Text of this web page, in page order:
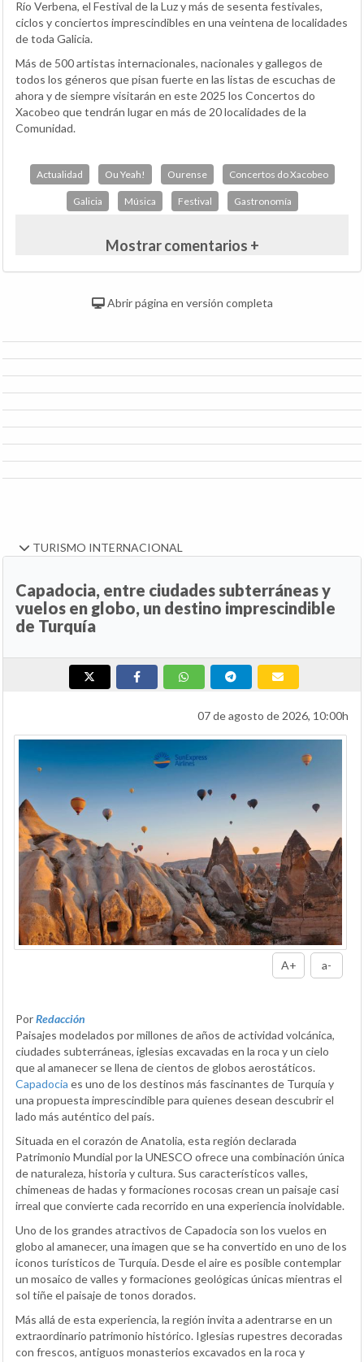
Río Verbena, el Festival de la Luz y más de sesenta festivales,
ciclos y conciertos imprescindibles en una veintena de localidades
de toda Galicia.
Más de 500 artistas internacionales, nacionales y gallegos de
todos los géneros que pisan fuerte en las listas de escuchas de
ahora y de siempre visitarán en este 2025 los Concertos do
Xacobeo que tendrán lugar en más de 20 localidades de la
Comunidad.
Actualidad Ou Yeah! Ourense Concertos do Xacobeo
Galicia Música Festival Gastronomía
Mostrar comentarios +
Abrir página en versión completa
TURISMO INTERNACIONAL
Capadocia, entre ciudades subterráneas y
vuelos en globo, un destino imprescindible
de Turquía
07 de agosto de 2026, 10:00h
A+ a-
PorRedacción
Paisajes modelados por millones de años de actividad volcánica,
ciudades subterráneas, iglesias excavadas en la roca y un cielo
que al amanecer se llena de cientos de globos aerostáticos.
Capadocia es uno de los destinos más fascinantes de Turquía y
una propuesta imprescindible para quienes desean descubrir el
lado más auténtico del país.
Situada en el corazón de Anatolia, esta región declarada
Patrimonio Mundial por la UNESCO ofrece una combinación única
de naturaleza, historia y cultura. Sus característicos valles,
chimeneas de hadas y formaciones rocosas crean un paisaje casi
irreal que convierte cada recorrido en una experiencia inolvidable.
Uno de los grandes atractivos de Capadocia son los vuelos en
globo al amanecer, una imagen que se ha convertido en uno de los
iconos turísticos de Turquía. Desde el aire es posible contemplar
un mosaico de valles y formaciones geológicas únicas mientras el
sol tiñe el paisaje de tonos dorados.
Más allá de esta experiencia, la región invita a adentrarse en un
extraordinario patrimonio histórico. Iglesias rupestres decoradas
con frescos, antiguos monasterios excavados en la roca y